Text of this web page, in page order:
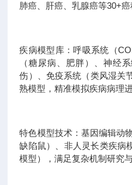
肺癌、肝癌、乳腺癌等30+癌
疾病模型库：呼吸系统（
（糖尿病、肥胖）、神经
伤）、免疫系统（类风湿关
熟模型，精准模拟疾病病理进
特色模型技术：基因编辑动
缺陷鼠）、非人灵长类疾病
模型），满足复杂机制研究